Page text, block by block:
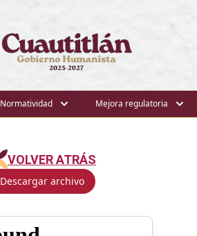
Normatividad Mejora regulatoria
VOLVER ATRÁS
Descargar archivo